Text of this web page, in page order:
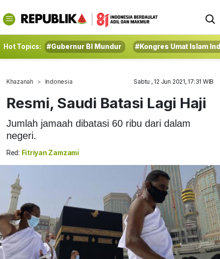
Hot Topics: #Gubernur BI Mundur #Kongres Umat Islam
Khazanah Indonesia Sabtu , 12 Jun 2021, 17:31 WIB
Resmi, Saudi Batasi Lagi Haji
Jumlah jamaah dibatasi 60 ribu dari dalam
negeri.
Red: Fitriyan Zamzami